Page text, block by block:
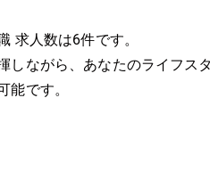
求人数は6件です。
しながら、あなたのライフ
能です。